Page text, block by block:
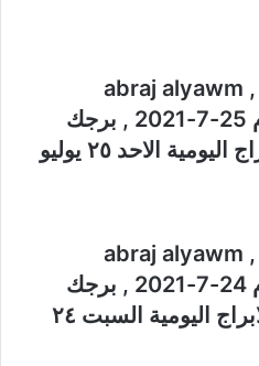
حظك اليوم 25/7/2021 , abraj alyawm
25/7/2021 , ابراج اليوم 25-7-2021 , برجك
اليوم الاحد , توقعات الابراج اليومية الاحد ٢٥ يوليو
حظك اليوم 24/7/2021 , abraj alyawm
24/7/2021 , ابراج اليوم 24-7-2021 , برجك
اليوم السبت , توقعات الابراج اليومية السبت ٢٤